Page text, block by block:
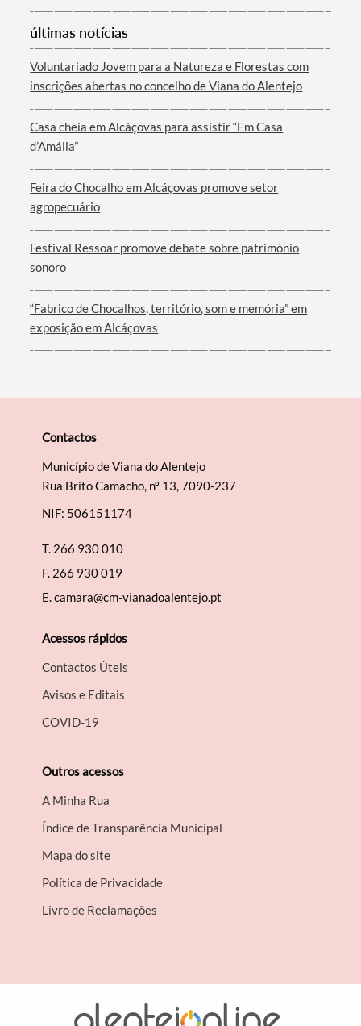
Filtros
últimas notícias
Voluntariado Jovem para a Natureza e Florestas com
inscrições abertas no concelho de Viana do Alentejo
Casa cheia em Alcáçovas para assistir “Em Casa
d’Amália”
Feira do Chocalho em Alcáçovas promove setor
agropecuário
Festival Ressoar promove debate sobre património
sonoro
“Fabrico de Chocalhos, território, som e memória” em
exposição em Alcáçovas
Contactos
Município de Viana do Alentejo
Rua Brito Camacho, nº 13, 7090-237
NIF: 506151174
T. 266 930 010
F. 266 930 019
E.camara@cm-vianadoalentejo.pt
Acessos rápidos
Contactos Úteis
Avisos e Editais
COVID-19
Outros acessos
A Minha Rua
Índice de Transparência Municipal
Mapa do site
Política de Privacidade
Livro de Reclamações